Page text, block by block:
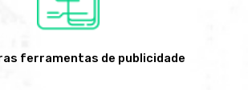
ferramentas de publicidade